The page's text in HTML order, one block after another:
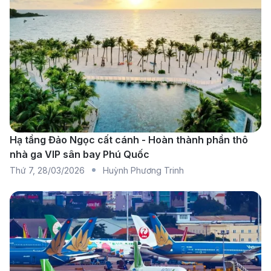
nhiều hãng hàng không uy tín khai thác, như
VietJet Air, Vietnam Airlines, Malaysia Airlines,…
Điều này giúp hành khách có thêm nhiều lựa chọn
linh hoạt về giờ bay và mức giá.
Các hãng hàng không khai thác chặng Đà
Lạt - Kuala Lumpur (KUL)
AirAsia: Là hãng hàng không giá rẻ nổi tiếng,
AirAsia cung cấp chuyến bay thẳng từ Đà Lạt đến
Kuala Lumpur. Đây là lựa chọn lý tưởng cho hành
khách muốn tiết kiệm thời gian và tận hưởng dịch
vụ giá cả phải chăng.
Vietnam Airlines: Là hãng hàng không quốc gia
Việt Nam, Vietnam Airlines khai thác các chuyến
Hạ tầng Đảo Ngọc cất cánh - Hoàn thành phần thô
nhà ga VIP sân bay Phú Quốc
Thứ 7, 28/03/2026 Huỳnh Phương Trinh